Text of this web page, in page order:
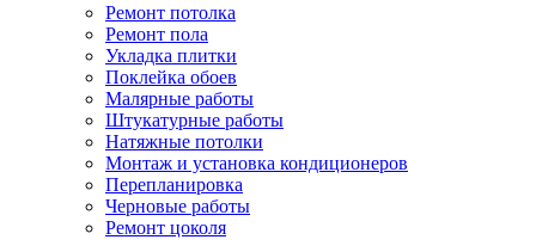
Ремонт потолка
Ремонт пола
Укладка плитки
Поклейка обоев
Малярные работы
Штукатурные работы
Натяжные потолки
Монтаж и установка кондиционеров
Перепланировка
Черновые работы
Ремонт цоколя